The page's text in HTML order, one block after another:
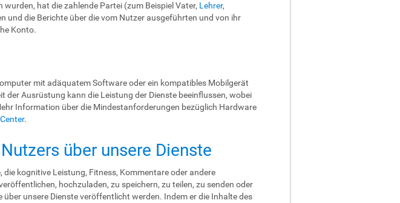
hat die zahlende Partei (zum Beispiel Vater, Lehrer,
und die Berichte über die vom Nutzer ausgeführten und von ihr
Konto.
mit adäquatem Software oder ein kompatibles Mobilgerät
Ausrüstung kann die Leistung der Dienste beeinflussen, wobei
Information über die Mindestanforderungen bezüglich Hardware
.
über unsere Dienste
die kognitive Leistung, Fitness, Kommentare oder andere
hochzuladen, zu speichern, zu teilen, zu senden oder
unsere Dienste veröffentlicht werden. Indem er die Inhalte des